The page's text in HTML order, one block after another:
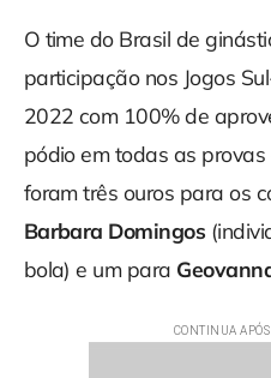
O time do Brasil de
participação nos Jogos
2022 com 100% de
pódio em todas as
foram três ouros para os
Barbara Domingos
bola) e um para